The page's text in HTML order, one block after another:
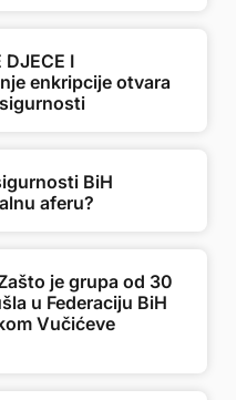
DJECE I
enkripcije otvara
BiH
aferu?
je grupa od 30
u Federaciju BiH
Vučićeve